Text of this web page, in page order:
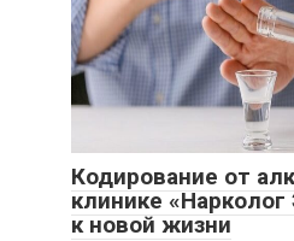
Кодирование от
клинике
к новой жизни